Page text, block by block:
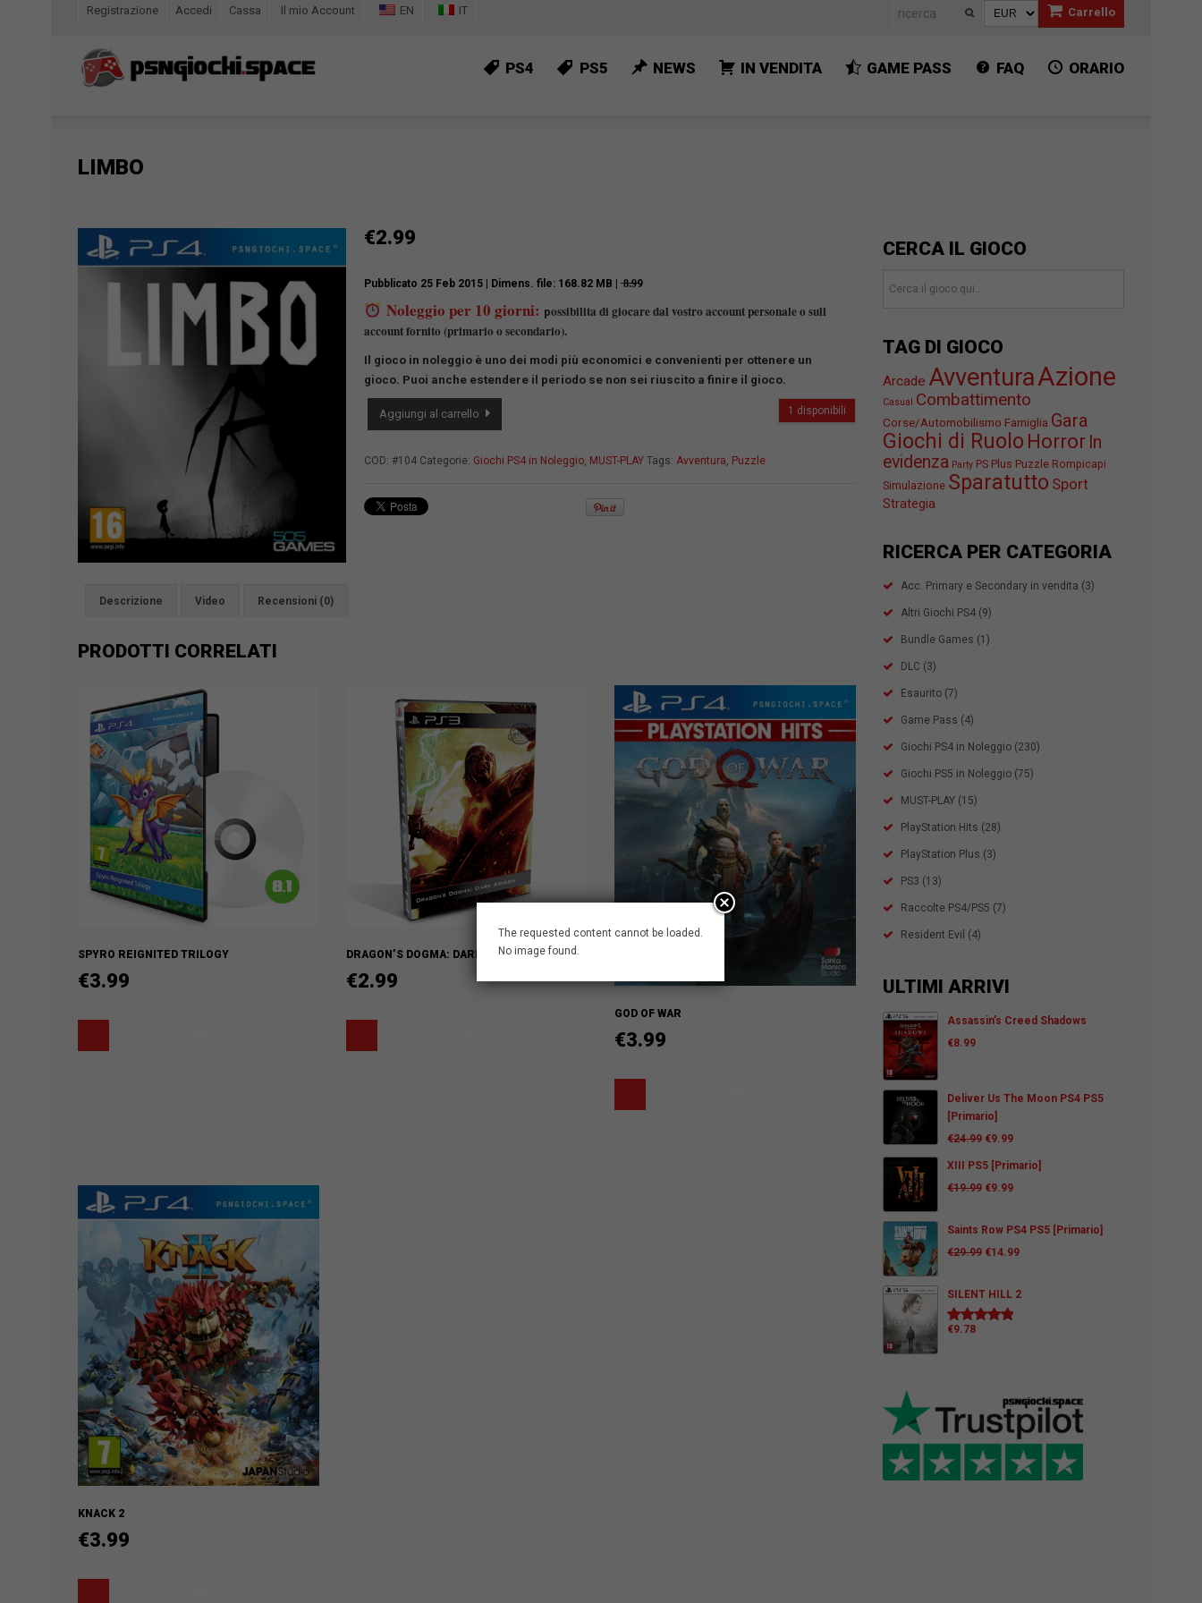
Registrazione Accedi Cassa Il mio Account EN IT Carrello
PS4 PS5 NEWS IN VENDITA GAME PASS FAQ ORARIO
LIMBO
€2.99
Pubblicato 25 Feb 2015 | Dimens. file: 168.82 MB | ̶8̶.̶9̶9
Noleggio per 10 giorni: possibilita di giocare dal vostro account personale o sull
account fornito (primario o secondario).
Il gioco in noleggio è uno dei modi più economici e convenienti per ottenere un
gioco. Puoi anche estendere il periodo se non sei riuscito a finire il gioco.
1 disponibili
quantità
Aggiungi al carrello
COD: #104 Categorie: Giochi PS4 in Noleggio, MUST-PLAY Tags: Avventura, Puzzle
Descrizione Video Recensioni (0)
PRODOTTI CORRELATI
SPYRO REIGNITED TRILOGY
€3.99
DRAGON’S DOGMA: DARK ARISEN
€2.99
GOD OF WAR
€3.99
KNACK 2
€3.99
CERCA IL GIOCO
TAG DI GIOCO
Arcade AvventuraAzione
Casual Combattimento
Corse/Automobilismo Famiglia Gara
Giochi di Ruolo Horror In
evidenza Party PS Plus Puzzle Rompicapi
Simulazione Sparatutto Sport
Strategia
RICERCA PER CATEGORIA
Acc. Primary e Secondary in vendita (3)
Altri Giochi PS4 (9)
Bundle Games (1)
DLC (3)
Esaurito (7)
Game Pass (4)
Giochi PS4 in Noleggio (230)
Giochi PS5 in Noleggio (75)
MUST-PLAY (15)
PlayStation Hits (28)
PlayStation Plus (3)
PS3 (13)
Raccolte PS4/PS5 (7)
Resident Evil (4)
ULTIMI ARRIVI
Assassin’s Creed Shadows
€8.99
Deliver Us The Moon PS4 PS5
[Primario]
€24.99 €9.99
XIII PS5 [Primario]
€19.99 €9.99
Saints Row PS4 PS5 [Primario]
€29.99 €14.99
SILENT HILL 2
Valutato
€9.78
The requested content cannot be loaded.
No image found.